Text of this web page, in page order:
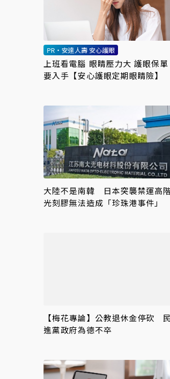
PR・安達人壽 安心護眼
上班看電腦 眼睛壓力大 護眼保單
要入手【安心護眼定期眼睛險】
大陸不是南韓 日本突襲禁運高
光刻膠無法造成「珍珠港事件」
【梅花專論】公教退休金停砍 民
進黨政府為德不卒